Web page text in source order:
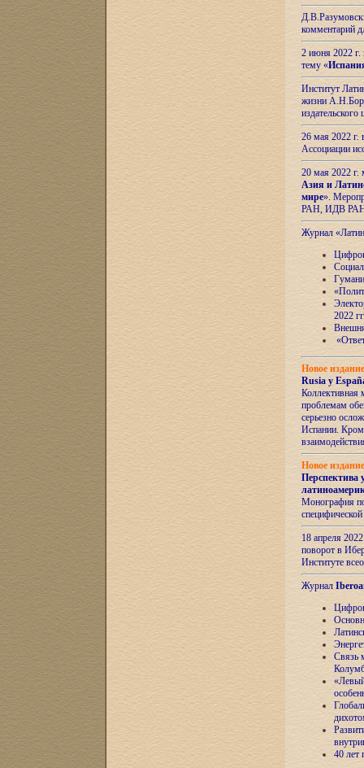
комментарий
2 июня 2022 г.
тему «
Институт
жизни
26 мая 2022
Ассоциации
20 мая 2022
Азия и
мире».
РАН, ИДВ
Журнал
2022
Новое
Rusia y
Коллективная
проблемам
серьезно
Испании.
Новое
Перспектива
Монография
18 апреля
поворот в
Институте
Журнал
Связь
40 лет